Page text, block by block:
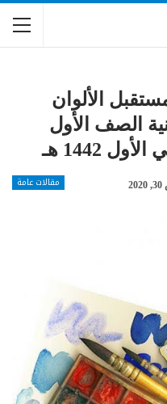
الألوان
الصف الأول
1442 هـ
مقالات عامة